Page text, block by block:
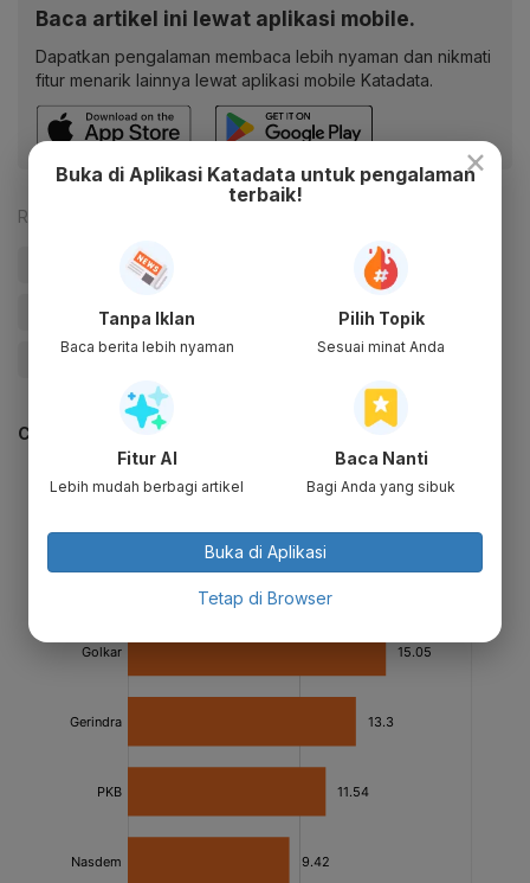
Baca artikel ini lewat aplikasi mobile.
Dapatkan pengalaman membaca lebih nyaman dan nikmati
fitur menarik lainnya lewat aplikasi mobile Katadata.
Reporter:
#Suara
#Rekapitulasi Suara Pemilu #Pemilu 2024
#Hak Angket #Update Me
CEK JUGA DATA INI
×
Buka di Aplikasi Katadata untuk pengalaman
terbaik!
Tanpa Iklan
Baca berita lebih nyaman
Pilih Topik
Sesuai minat Anda
Fitur AI
Lebih mudah berbagi artikel
Baca Nanti
Bagi Anda yang sibuk
Buka di Aplikasi
Tetap di Browser